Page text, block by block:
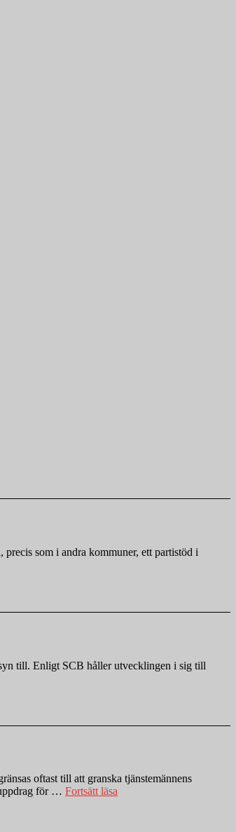
som i andra kommuner, ett partistöd i
till. Enligt SCB håller utvecklingen i sig till
oftast till att granska tjänstemännens
för … Fortsätt läsa